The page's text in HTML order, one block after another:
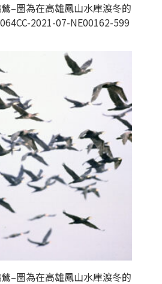
–圖為在高雄鳳山水庫渡冬的
2021-07-NE00162-599
–圖為在高雄鳳山水庫渡冬的